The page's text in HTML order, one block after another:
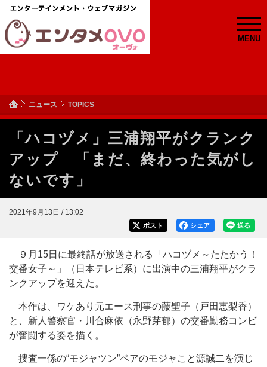
MENU
ニュース TOPICS
「ハコヅメ」三浦翔平がクランク
アップ 「まだ、終わった気がし
ないです」
2021年9月13日 / 13:02
送る
シェア
ポスト
９月15日に最終話が放送される「ハコヅメ～たたかう！
交番女子～」（日本テレビ系）に出演中の三浦翔平がクラ
ンクアップを迎えた。
本作は、ワケあり元エース刑事の藤聖子（戸田恵梨香）
と、新人警察官・川合麻依（永野芽郁）の交番勤務コンビ
が奮闘する姿を描く。
捜査一係の“モジャツン”ペアのモジャこと源誠二を演じ